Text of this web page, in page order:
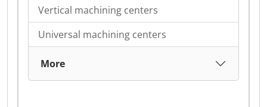
Vertical machining centers
Universal machining centers
More